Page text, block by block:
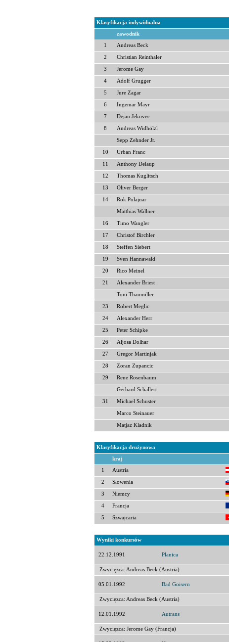
Klasyfikacja indywidualna
zawodnik
1 Andreas Beck
2 Christian Reinthaler
3 Jerome Gay
4 Adolf Grugger
5 Jure Zagar
6 Ingemar Mayr
7 Dejan Jekovec
8 Andreas Widhölzl
Sepp Zehnder Jr.
10 Urban Franc
11 Anthony Delaup
12 Thomas Kuglitsch
13 Oliver Berger
14 Rok Polajnar
Matthias Wallner
16 Timo Wangler
17 Christof Birchler
18 Steffen Siebert
19 Sven Hannawald
20 Rico Meinel
21 Alexander Briest
Toni Thaumiller
23 Robert Meglic
24 Alexander Herr
25 Peter Schipke
26 Aljosa Dolhar
27 Gregor Martinjak
28 Zoran Zupancic
29 Rene Rosenbaum
Gerhard Schallert
31 Michael Schuster
Marco Steinauer
Matjaz Kladnik
Klasyfikacja drużynowa
kraj
1 Austria
2 Słowenia
3 Niemcy
4 Francja
5 Szwajcaria
Wyniki konkursów
22.12.1991 Planica
Zwycięzca: Andreas Beck (Austria)
05.01.1992 Bad Goisern
Zwycięzca: Andreas Beck (Austria)
12.01.1992 Autrans
Zwycięzca: Jerome Gay (Francja)